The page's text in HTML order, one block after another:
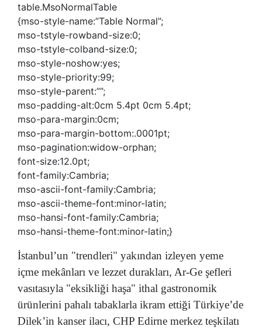
table.MsoNormalTable
{mso-style-name:”Table Normal”;
mso-tstyle-rowband-size:0;
mso-tstyle-colband-size:0;
mso-style-noshow:yes;
mso-style-priority:99;
mso-style-parent:””;
mso-padding-alt:0cm 5.4pt 0cm 5.4pt;
mso-para-margin:0cm;
mso-para-margin-bottom:.0001pt;
mso-pagination:widow-orphan;
font-size:12.0pt;
font-family:Cambria;
mso-ascii-font-family:Cambria;
mso-ascii-theme-font:minor-latin;
mso-hansi-font-family:Cambria;
mso-hansi-theme-font:minor-latin;}
İstanbul’un "trendleri" yakından izleyen yeme
içme mekânları ve lezzet durakları, Ar-Ge şefleri
vasıtasıyla "eksikliği haşa" ithal gastronomik
ürünlerini pahalı tabaklarla ikram ettiği Türkiye’de
Dilek’in kanser ilacı, CHP Edirne merkez teşkilatı